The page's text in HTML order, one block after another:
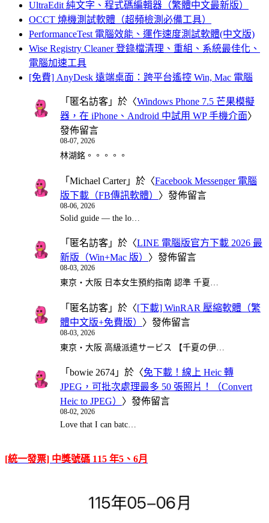
UltraEdit 純文字、程式碼編輯器（繁體中文最新版）
OCCT 燒機測試軟體（超頻檢測必備工具）
PerformanceTest 電腦效能、運作速度測試軟體(中文版)
Wise Registry Cleaner 登錄檔清理、重組、系統最佳化、
電腦加速工具
[免費] AnyDesk 遠端桌面：跨平台遙控 Win, Mac 電腦
「 匿名訪客 」於〈Windows Phone 7.5 芒果模擬
器，在 iPhone、Android 中試用 WP 手機介面〉
發佈留言
08-07, 2026
林湖銘。。。。。
「 Michael Carter」於〈Facebook Messenger 電腦
版下載（FB傳訊軟體） 〉發佈留言
08-06, 2026
Solid guide — the lo…
「 匿名訪客 」於〈LINE 電腦版官方下載 2026 最
新版（Win+Mac 版） 〉發佈留言
08-03, 2026
東京・大阪 日本女生預約指南 認準 千夏…
「 匿名訪客 」於〈[下載] WinRAR 壓縮軟體（繁
體中文版+免費版） 〉發佈留言
08-03, 2026
東京・大阪 高級派遣サービス 【千夏の伊…
「 bowie 2674 」於〈免下載！線上 Heic 轉
JPEG，可批次處理最多 50 張照片！（Convert
Heic to JPEG）
〉發佈留言
08-02, 2026
Love that I can batc…
[統一發票] 中獎號碼 115 年5、6月